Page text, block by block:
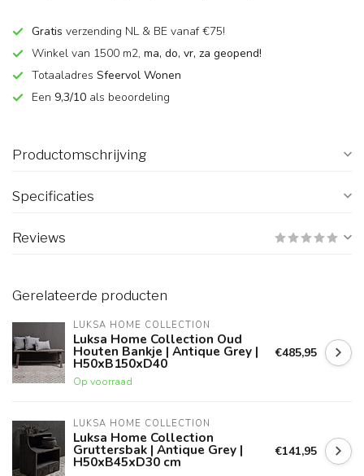
Gratis verzending NL & BE vanaf €75!
Winkel van 1500 m2, ma, do, vr, za geopend!
Totaaladres Sfeervol Wonen
Een 9,3/10 als beoordeling
Productomschrijving
Specificaties
Reviews
Gerelateerde producten
LUKSA HOME COLLECTION
Luksa Home Collection Oud
Houten Bankje | Antique Grey |
H50xB150xD40
Op voorraad
€485,95
LUKSA HOME COLLECTION
Luksa Home Collection
Gruttersbak | Antique Grey |
H50xB45xD30 cm
€141,95